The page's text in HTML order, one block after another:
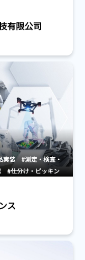
有限公司
実装
#測定・検査・
#仕分け・ピッキン
ツフィーダ用コントロ
ス